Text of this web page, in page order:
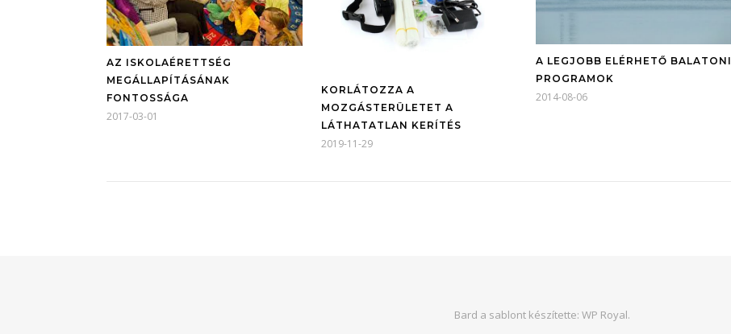
AZ ISKOLAÉRETTSÉG
MEGÁLLAPÍTÁSÁNAK
FONTOSSÁGA
2017-03-01
KORLÁTOZZA A
MOZGÁSTERÜLETET A
LÁTHATATLAN KERÍTÉS
2019-11-29
A LEGJOBB ELÉRHETŐ BALATONI
PROGRAMOK
2014-08-06
Bard a sablont készítette: WP Royal.